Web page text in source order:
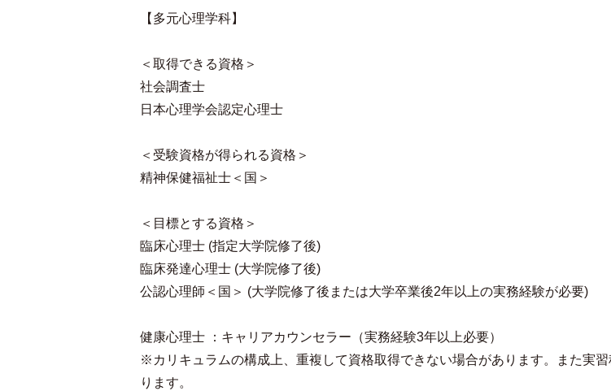
【多元心理学科】
＜取得できる資格＞
社会調査士
日本心理学会認定心理士
＜受験資格が得られる資格＞
精神保健福祉士＜国＞
＜目標とする資格＞
臨床心理士 (指定大学院修了後)
臨床発達心理士 (大学院修了後)
公認心理師＜国＞ (大学院修了後または大学卒業後2年以上の実務経験が必要)
健康心理士 ：キャリアカウンセラー（実務経験3年以上必要）
※カリキュラムの構成上、重複して資格取得できない場合があります。また実
ります。